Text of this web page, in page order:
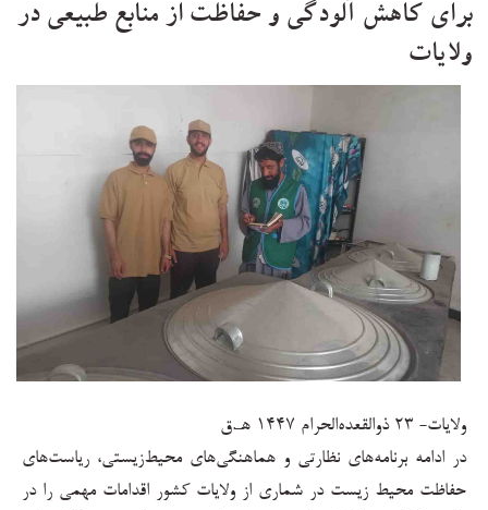
برای کاهش آلودگی و حفاظت از منابع طبیعی در
ولایات
ولايات- ۲۳ ذوالقعده‌الحرام ۱۴۴۷ هـ.ق
در ادامه برنامه‌های نظارتی و هماهنگی‌های محیط‌زیستی، ریاست‌های
حفاظت محیط زیست در شماری از ولایات کشور اقدامات مهمی را در